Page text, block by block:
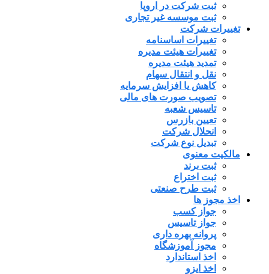
ثبت شرکت در اروپا
ثبت موسسه غیر تجاری
تغییرات شرکت
تغییرات اساسنامه
تغییرات هیئت مدیره
تمدید هیئت مدیره
نقل و انتقال سهام
کاهش یا افزایش سرمایه
تصویب صورت های مالی
تاسیس شعبه
تعیین بازرس
انحلال شرکت
تبدیل نوع شرکت
مالکیت معنوی
ثبت برند
ثبت اختراع
ثبت طرح صنعتی
اخذ مجوز ها
جواز کسب
جواز تاسیس
پروانه بهره داری
مجوز آموزشگاه
اخذ استاندارد
اخذ ایزو